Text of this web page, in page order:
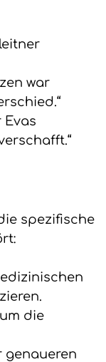
war
Evas
spezifische
die
genaueren